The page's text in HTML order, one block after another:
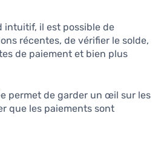
intuitif, il est possible de
récentes, de vérifier le solde,
de paiement et bien plus
permet de garder un œil sur les
que les paiements sont